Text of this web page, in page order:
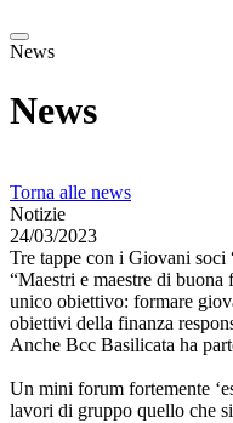
News
News
Torna alle news
Notizie
24/03/2023
Tre tappe con i Giovani soci
“Maestri e maestre di buona
unico obiettivo: formare
obiettivi della finanza
Anche Bcc Basilicata ha
Un mini forum fortemente
lavori di gruppo quello che